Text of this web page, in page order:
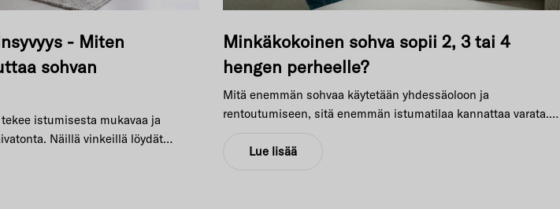
- Miten
sohvan
istumisesta mukavaa ja
Näillä vinkeillä löydät
Minkäkokoinen sohva sopii 2, 3 tai 4
hengen perheelle?
Mitä enemmän sohvaa käytetään yhdessäoloon ja
rentoutumiseen, sitä enemmän istumatilaa kannattaa varata.
lopullinen valinta riippuu myös olohuoneen koosta,
Lue lisää